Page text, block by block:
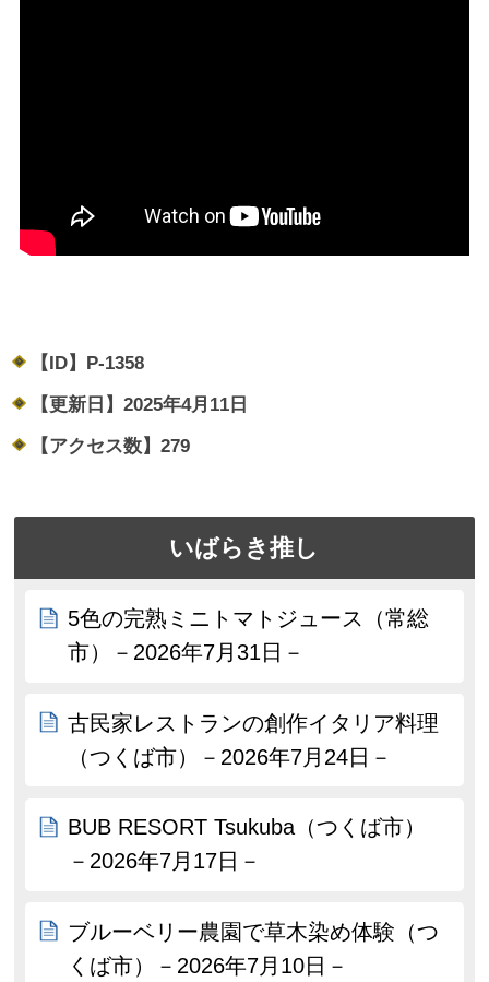
【ID】 P-1358
【更新日】 2025年4月11日
【アクセス数】 279
いばらき推し
5色の完熟ミニトマトジュース（常総
市）－2026年7月31日－
古民家レストランの創作イタリア料理
（つくば市）－2026年7月24日－
BUB RESORT Tsukuba（つくば市）
－2026年7月17日－
ブルーベリー農園で草木染め体験（つ
くば市）－2026年7月10日－